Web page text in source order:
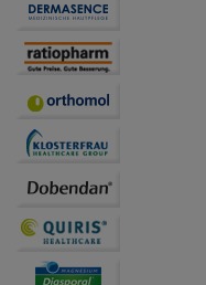
unserer Website
auf unserer Website
Drittseiten möglichst
Bitte beachten Sie,
Dritte wie z.B.